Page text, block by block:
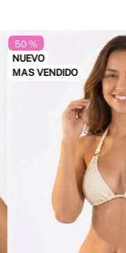
50 %
NUEVO
MAS VENDIDO